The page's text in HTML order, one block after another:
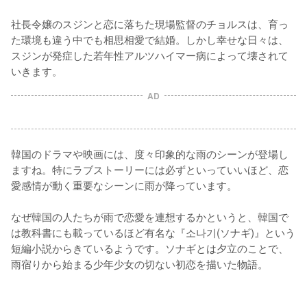
社長令嬢のスジンと恋に落ちた現場監督のチョルスは、育っ
た環境も違う中でも相思相愛で結婚。しかし幸せな日々は、
スジンが発症した若年性アルツハイマー病によって壊されて
いきます。
AD
韓国のドラマや映画には、度々印象的な雨のシーンが登場し
ますね。特にラブストーリーには必ずといっていいほど、恋
愛感情が動く重要なシーンに雨が降っています。
なぜ韓国の人たちが雨で恋愛を連想するかというと、韓国で
は教科書にも載っているほど有名な『소나기(ソナギ)』という
短編小説からきているようです。ソナギとは夕立のことで、
雨宿りから始まる少年少女の切ない初恋を描いた物語。